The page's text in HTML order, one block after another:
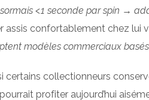
<1 seconde par spin →
assis confortablement chez lui
modèles commerciaux
certains collectionneurs
profiter aujourd’hui